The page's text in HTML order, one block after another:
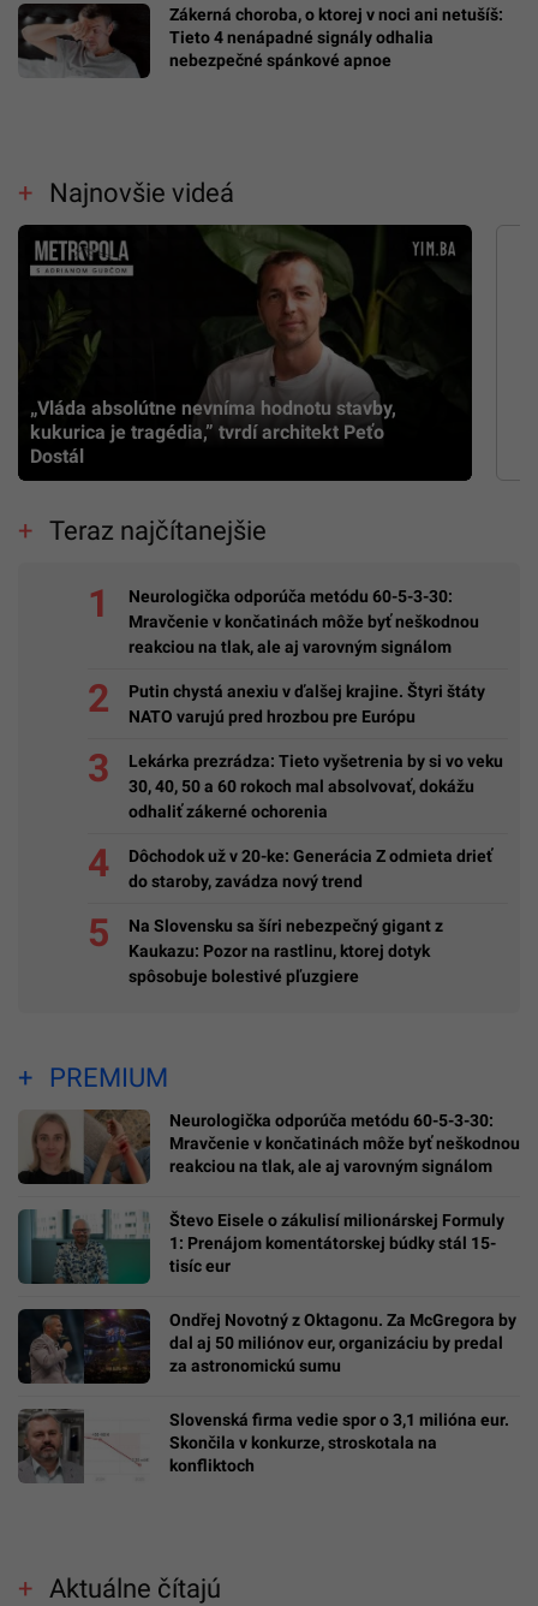
Zákerná choroba, o ktorej v noci ani netušíš:
Tieto 4 nenápadné signály odhalia
nebezpečné spánkové apnoe
Najnovšie videá
„Vláda absolútne nevníma hodnotu stavby,
kukurica je tragédia,” tvrdí architekt Peťo
Dostál
Teraz najčítanejšie
Neurologička odporúča metódu 60-5-3-30:
Mravčenie v končatinách môže byť neškodnou
reakciou na tlak, ale aj varovným signálom
Putin chystá anexiu v ďalšej krajine. Štyri štáty
NATO varujú pred hrozbou pre Európu
Lekárka prezrádza: Tieto vyšetrenia by si vo veku
30, 40, 50 a 60 rokoch mal absolvovať, dokážu
odhaliť zákerné ochorenia
Dôchodok už v 20-ke: Generácia Z odmieta drieť
do staroby, zavádza nový trend
Na Slovensku sa šíri nebezpečný gigant z
Kaukazu: Pozor na rastlinu, ktorej dotyk
spôsobuje bolestivé pľuzgiere
PREMIUM
Neurologička odporúča metódu 60-5-3-30:
Mravčenie v končatinách môže byť neškodnou
reakciou na tlak, ale aj varovným signálom
Števo Eisele o zákulisí milionárskej Formuly
1: Prenájom komentátorskej búdky stál 15-
tisíc eur
Ondřej Novotný z Oktagonu. Za McGregora by
dal aj 50 miliónov eur, organizáciu by predal
za astronomickú sumu
Slovenská firma vedie spor o 3,1 milióna eur.
Skončila v konkurze, stroskotala na
konfliktoch
Aktuálne čítajú